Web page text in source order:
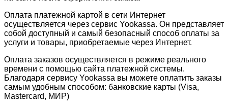
Оплата платежной картой в сети Интернет
осуществляется через сервис Yookassa. Он представляет
собой доступный и самый безопасный способ оплаты за
услуги и товары, приобретаемые через Интернет.
Оплата заказов осуществляется в режиме реального
времени с помощью сайта платежной системы.
Благодаря сервису Yookassa вы можете оплатить заказы
самым удобным способом: банковские карты (Visa,
Mastercard, МИР)